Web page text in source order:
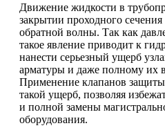
Движение жидкости в
закрытии проходного
обратной волны. Так как
такое явление приводит к
нанести серьезный ущерб
арматуры и даже полному их
Применение клапанов защиты
такой ущерб, позволяя
и полной замены
оборудования.